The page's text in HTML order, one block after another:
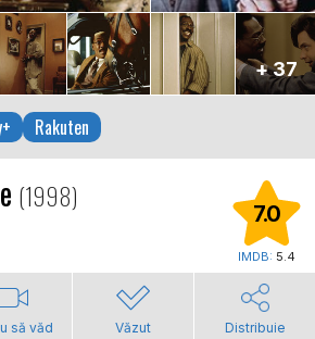
+ 37
Rakuten
(1998)
7.0
IMDB: 5.4
să văd Văzut Distribuie